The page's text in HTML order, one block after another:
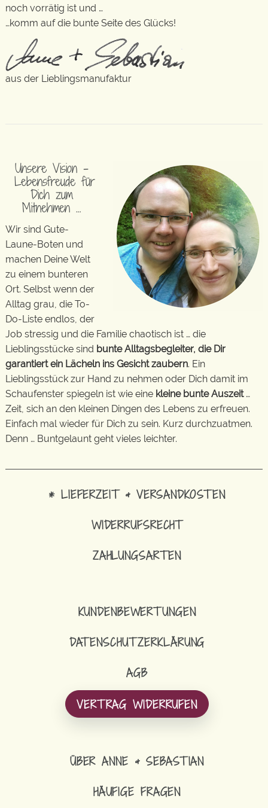
noch vorrätig ist und …
…komm auf die bunte Seite des Glücks!
aus der Lieblingsmanufaktur
Unsere Vision –
Lebensfreude für
Dich zum
Mitnehmen …
Wir sind Gute-
Laune-Boten und
machen Deine Welt
zu einem bunteren
Ort. Selbst wenn der
Alltag grau, die To-
Do-Liste endlos, der
Job stressig und die Familie chaotisch ist … die
Lieblingsstücke sind bunte Alltagsbegleiter, die Dir
garantiert ein Lächeln ins Gesicht zaubern. Ein
Lieblingsstück zur Hand zu nehmen oder Dich damit im
Schaufenster spiegeln ist wie eine kleine bunte Auszeit…
Zeit, sich an den kleinen Dingen des Lebens zu erfreuen.
Einfach mal wieder für Dich zu sein. Kurz durchzuatmen.
Denn … Buntgelaunt geht vieles leichter.
* LIEFERZEIT & VERSANDKOSTEN
WIDERRUFSRECHT
ZAHLUNGSARTEN
KUNDENBEWERTUNGEN
DATENSCHUTZERKLÄRUNG
AGB
VERTRAG WIDERRUFEN
ÜBER ANNE & SEBASTIAN
HÄUFIGE FRAGEN